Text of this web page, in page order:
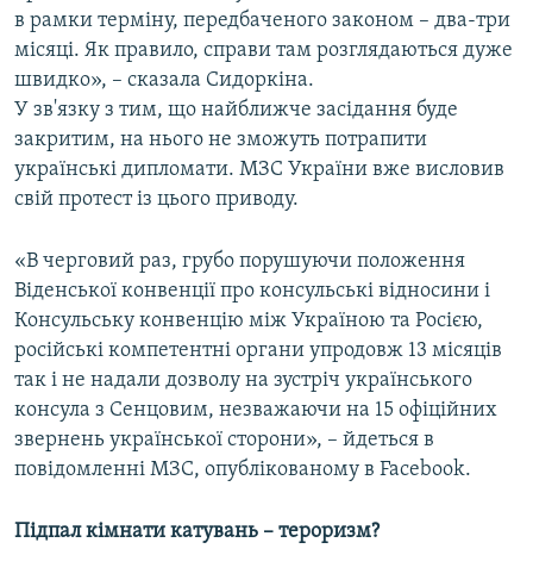
в рамки терміну, передбаченого законом – два-три
місяці. Як правило, справи там розглядаються дуже
швидко», – сказала Сидоркіна.
У зв'язку з тим, що найближче засідання буде
закритим, на нього не зможуть потрапити
українські дипломати. МЗС України вже висловив
свій протест із цього приводу.
«В черговий раз, грубо порушуючи положення
Віденської конвенції про консульські відносини і
Консульську конвенцію між Україною та Росією,
російські компетентні органи упродовж 13 місяців
так і не надали дозволу на зустріч українського
консула з Сенцовим, незважаючи на 15 офіційних
звернень української сторони», – йдеться в
повідомленні МЗС, опублікованому в Facebook.
Підпал кімнати катувань – тероризм?